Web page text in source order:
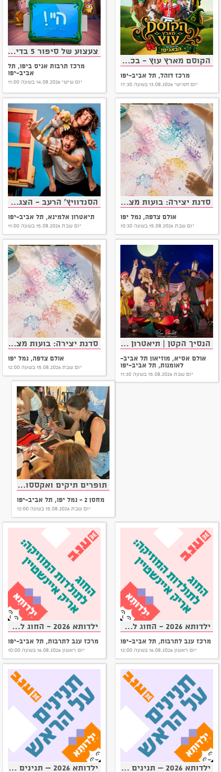
הקוסם מארץ עוץ - בכיכובם של הבאגיס
מרכז דוהל, תל אביב-יפו
יום חמישי 13.08.2026 בשעה 17:30
צעצוע של סיפור 5 בדיבוב לעברית
מרכז תרבות אניס ביפו, תל
אביב-יפו
יום שישי 14.08.2026 בשעה 11:00
סדנת יצירה: בועות מציירות
אולם צדפה, נמל יפו
יום שבת 15.08.2026 בשעה 10:30
הסנדוויץ' הרעב - הצגה של תאטרון הקרון
תיאטרון אלמינא, תל אביב-יפו
יום שבת 15.08.2026 בשעה 11:00
הנסיך הקטן | תיאטרון מחול לילדים ולכל המשפחה
אולם אסיא, מוזיאון תל אביב-
לאומנות, תל אביב-יפו
יום שבת 15.08.2026 בשעה 11:30
סדנת יצירה: בועות מציירות
אולם צדפה, נמל יפו
יום שבת 15.08.2026 בשעה 12:00
תופרים תיקים ואקססוריז משלטי חוצות שסיימו את תפקידם
מחסן 2 - נמל יפו, תל אביב-יפו
יום שבת 15.08.2026 בשעה 12:00
ילדותא 2026 - החוג לתולדות המוזיקה: אריק איינשטיין וחברים
מרכז ענב לתרבות, תל אביב-יפו
יום ראשון 16.08.2026 בשעה 10:00
ילדותא 2026 - החוג לתולדות המוזיקה: אריק איינשטיין וחברים
מרכז ענב לתרבות, תל אביב-יפו
יום ראשון 16.08.2026 בשעה 12:00
ילדותא 2026 – תנינים על הראש ילדותא 2026 – תנינים על הראש